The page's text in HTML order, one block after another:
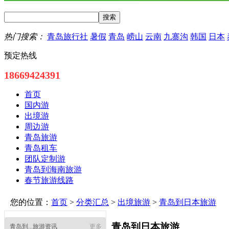
热门搜索： 青岛旅行社 暑假 青岛 崂山 云南 九寨沟 韩国 日本
预定热线
18669424391
首页
国内游
出境游
周边游
青岛旅游
青岛租车
团队定制游
青岛到海南旅游
春节旅游线路
您的位置： 首页 > 分类汇总 > 出境旅游 > 青岛到日本旅游
青岛到...旅游资讯 更多 青岛到日本旅游